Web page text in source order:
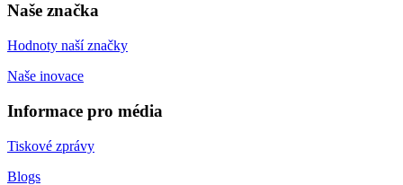
Naše značka
Hodnoty naší značky
Naše inovace
Informace pro média
Tiskové zprávy
Blogs